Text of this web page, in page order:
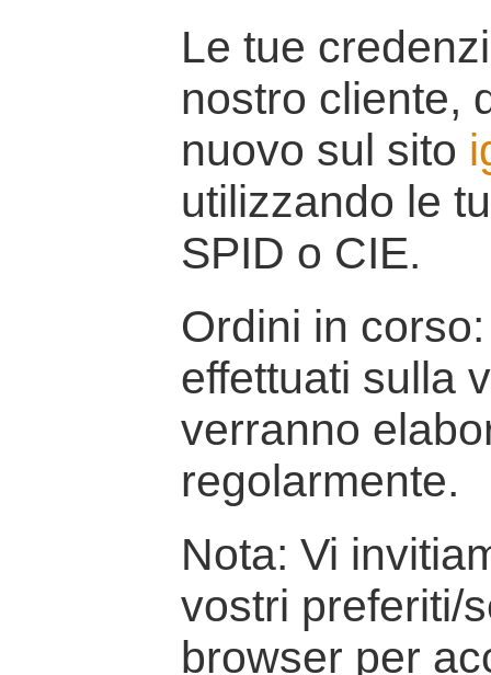
Le tue
nostro cliente,
nuovo sul sito
utilizzando le
SPID o CIE.
Ordini in
effettuati sulla
verranno
regolarmente.
Nota: Vi
vostri preferiti/
browser per